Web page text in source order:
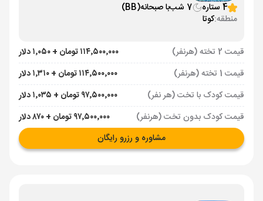
4 ستاره
7 شب با صبحانه(BB)
منطقه:کوتا
قیمت 2 تخته (هرنفر)
۱۱۴٬۵۰۰٬۰۰۰ تومان + ۱٬۰۵۰ دلار
قیمت 1 تخته (هرنفر)
۱۱۴٬۵۰۰٬۰۰۰ تومان + ۱٬۳۱۰ دلار
قیمت کودک با تخت (هر نفر)
۹۷٬۵۰۰٬۰۰۰ تومان + ۱٬۰۳۵ دلار
قیمت کودک بدون تخت (هرنفر)
۹۷٬۵۰۰٬۰۰۰ تومان + ۸۷۰ دلار
مشاوره و رزرو رایگان